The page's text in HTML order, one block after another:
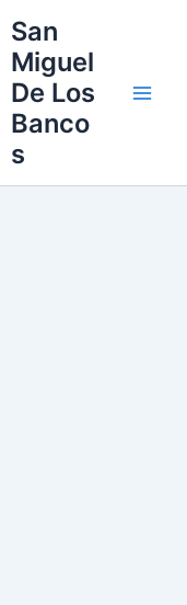
San
Miguel
De Los
Banco
s